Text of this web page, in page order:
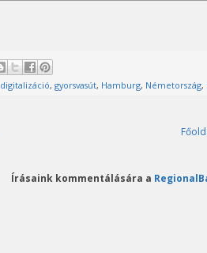
digitalizáció, gyorsvasút, Hamburg, Németország,
Írásaink kommentálására a